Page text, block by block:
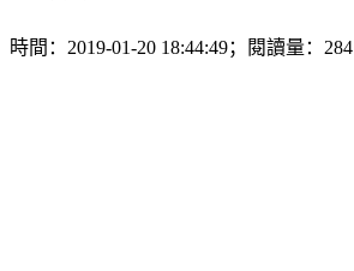
時間：2019-01-20 18:44:49；閱讀量：284